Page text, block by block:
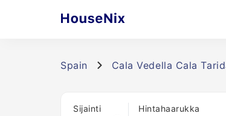
Spain Cala Vedella Cala
Sijainti Hintahaarukka